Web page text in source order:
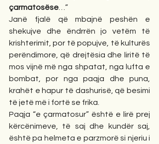
çarmatosëse …”
Janë fjalë që mbajnë peshën e
shekujve dhe ëndrrën jo vetëm të
krishterimit, por të popujve, të kulturës
perëndimore, që drejtësia dhe liritë të
mos vijnë më nga shpatat, nga lufta e
bombat, por nga paqja dhe puna,
krahët e hapur të dashurisë, që besimi
të jetë më i fortë se frika.
Paqja “e çarmatosur” është e lirë prej
kërcënimeve, të saj dhe kundër saj,
është pa helmeta e parzmorë si njeriu i